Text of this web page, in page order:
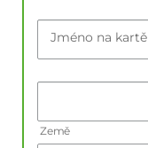
Jméno na kartě
Země